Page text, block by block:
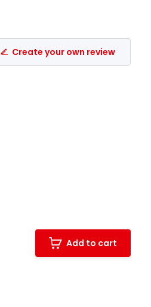
Create your own review
Add to cart